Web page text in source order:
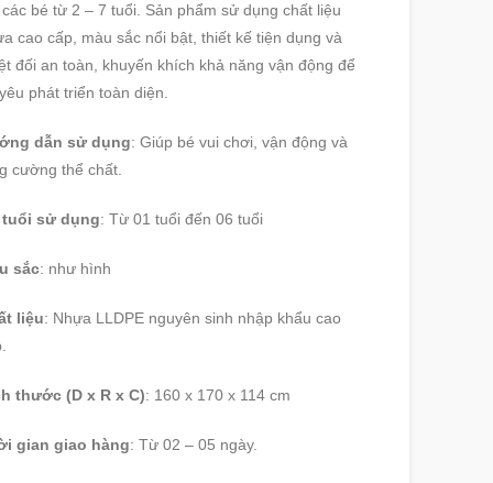
bé từ 2 – 7 tuổi. Sản phẩm sử dụng chất liệu
cao cấp, màu sắc nổi bật, thiết kế tiện dụng và
đối an toàn, khuyến khích khả năng vận động để
phát triển toàn diện.
dẫn sử dụng: Giúp bé vui chơi, vận động và
cường thể chất.
sử dụng: Từ 01 tuổi đến 06 tuổi
sắc: như hình
liệu: Nhựa LLDPE nguyên sinh nhập khẩu cao
thước (D x R x C): 160 x 170 x 114 cm
gian giao hàng: Từ 02 – 05 ngày.